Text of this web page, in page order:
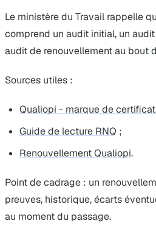
Le ministère du Travail rappelle
comprend un audit initial, un
audit de renouvellement au bout
Sources utiles :
Qualiopi - marque de
Guide de lecture RNQ ;
Renouvellement Qualiopi.
Point de cadrage : un
preuves, historique, écarts
au moment du passage.